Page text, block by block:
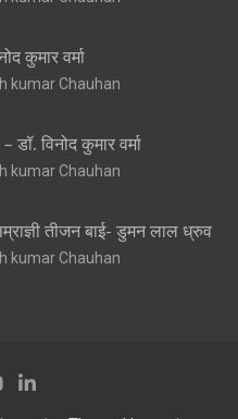
कुमार वर्मा
kumar Chauhan
विनोद कुमार वर्मा
kumar Chauhan
तीजन बाई- डुमन लाल ध्रुव
kumar Chauhan